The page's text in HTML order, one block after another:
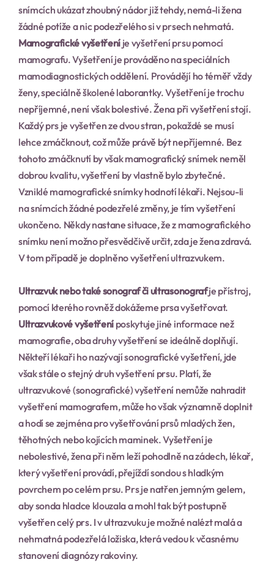
snímcích ukázat zhoubný nádor již tehdy, nemá-li žena
žádné potíže a nic podezřelého si v prsech nehmatá.
Mamografické vyšetření je vyšetření prsu pomocí
mamografu. Vyšetření je prováděno na speciálních
mamodiagnostických oddělení. Provádějí ho téměř vždy
ženy, speciálně školené laborantky. Vyšetření je trochu
nepříjemné, není však bolestivé. Žena při vyšetření stojí.
Každý prs je vyšetřen ze dvou stran, pokaždé se musí
lehce zmáčknout, což může právě být nepříjemné. Bez
tohoto zmáčknutí by však mamografický snímek neměl
dobrou kvalitu, vyšetření by vlastně bylo zbytečné.
Vzniklé mamografické snímky hodnotí lékaři. Nejsou-li
na snímcích žádné podezřelé změny, je tím vyšetření
ukončeno. Někdy nastane situace, že z mamografického
snímku není možno přesvědčivě určit, zda je žena zdravá.
V tom případě je doplněno vyšetření ultrazvukem.
Ultrazvuk nebo také sonograf či ultrasonograf je přístroj,
pomocí kterého rovněž dokážeme prsa vyšetřovat.
Ultrazvukové vyšetření poskytuje jiné informace než
mamografie, oba druhy vyšetření se ideálně doplňují.
Někteří lékaři ho nazývají sonografické vyšetření, jde
však stále o stejný druh vyšetření prsu. Platí, že
ultrazvukové (sonografické) vyšetření nemůže nahradit
vyšetření mamografem, může ho však významně doplnit
a hodí se zejména pro vyšetřování prsů mladých žen,
těhotných nebo kojících maminek. Vyšetření je
nebolestivé, žena při něm leží pohodlně na zádech, lékař,
který vyšetření provádí, přejíždí sondou s hladkým
povrchem po celém prsu. Prs je natřen jemným gelem,
aby sonda hladce klouzala a mohl tak být postupně
vyšetřen celý prs. I v ultrazvuku je možné nalézt malá a
nehmatná podezřelá ložiska, která vedou k včasnému
stanovení diagnózy rakoviny.